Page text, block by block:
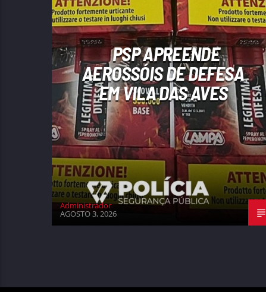
PSP APREENDE
AEROSSÓIS DE DEFESA
EM VILA DAS AVES
Administrador
AGOSTO 3, 2026